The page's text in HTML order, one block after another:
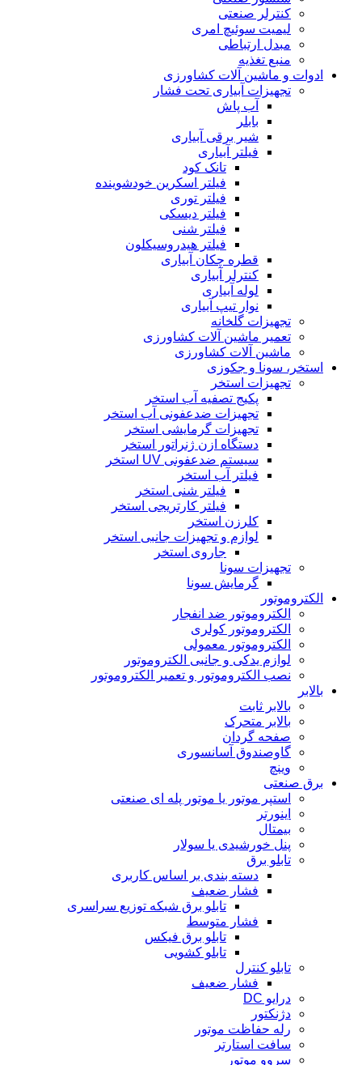
کنترلر صنعتی
لیمیت سوئیچ امری
مبدل ارتباطی
منبع تغذیه
ادوات و ماشین آلات کشاورزی
تجهیزات آبیاری تحت فشار
آب پاش
بابلر
شیر برقی آبیاری
فیلتر آبیاری
تانک کود
فیلتر اسکرین خودشوینده
فیلتر توری
فیلتر دیسکی
فیلتر شنی
فیلتر هیدروسیکلون
قطره چکان آبیاری
کنترلر آبیاری
لوله آبیاری
نوار تیپ آبیاری
تجهیزات گلخانه
تعمیر ماشین آلات کشاورزی
ماشین آلات کشاورزی
استخر، سونا و جکوزی
تجهیزات استخر
پکیج تصفیه آب استخر
تجهیزات ضدعفونی آب استخر
تجهیزات گرمایشی استخر
دستگاه ازن ژنراتور استخر
سیستم ضدعفونی UV استخر
فیلتر آب استخر
فیلتر شنی استخر
فیلتر کارتریجی استخر
کلرزن استخر
لوازم و تجهیزات جانبی استخر
جاروی استخر
تجهیزات سونا
گرمایش سونا
الکتروموتور
الکتروموتور ضد انفجار
الکتروموتور کولری
الکتروموتور معمولی
لوازم یدکی و جانبی الکتروموتور
نصب الکتروموتور و تعمیر الکتروموتور
بالابر
بالابر ثابت
بالابر متحرک
صفحه گردان
گاوصندوق آسانسوری
وینچ
برق صنعتی
استپر موتور یا موتور پله ای صنعتی
اینورتر
بیمتال
پنل خورشیدی یا سولار
تابلو برق
دسته بندی بر اساس کاربری
فشار ضعیف
تابلو برق شبکه توزیع سراسری
فشار متوسط
تابلو برق فیکس
تابلو کشویی
تابلو کنترل
فشار ضعیف
درایو DC
دژنکتور
رله حفاظت موتور
سافت استارتر
سروو موتور